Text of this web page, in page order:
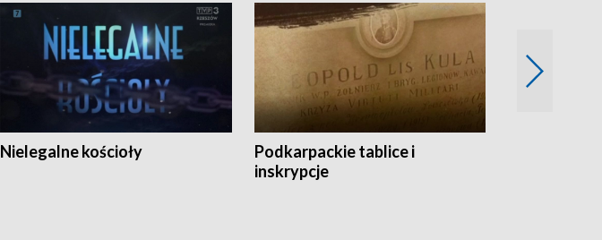
Nielegalne kościoły
Podkarpackie tablice i
inskrypcje